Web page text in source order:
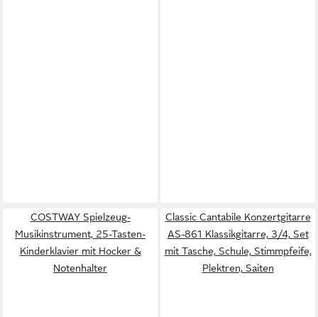
COSTWAY Spielzeug-
Musikinstrument, 25-Tasten-
Kinderklavier mit Hocker &
Notenhalter
Classic Cantabile Konzertgitarre
AS-861 Klassikgitarre, 3/4, Set
mit Tasche, Schule, Stimmpfeife,
Plektren, Saiten